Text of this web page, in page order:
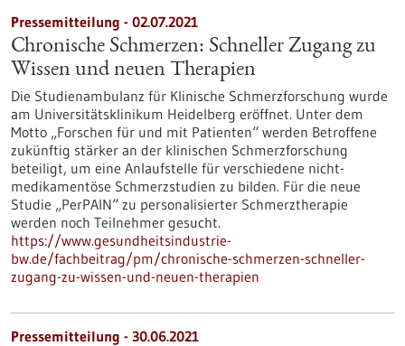
Pressemitteilung - 02.07.2021
Chronische Schmerzen: Schneller Zugang zu
Wissen und neuen Therapien
Die Studienambulanz für Klinische Schmerzforschung wurde
am Universitätsklinikum Heidelberg eröffnet. Unter dem
Motto „Forschen für und mit Patienten“ werden Betroffene
zukünftig stärker an der klinischen Schmerzforschung
beteiligt, um eine Anlaufstelle für verschiedene nicht-
medikamentöse Schmerzstudien zu bilden. Für die neue
Studie „PerPAIN“ zu personalisierter Schmerztherapie
werden noch Teilnehmer gesucht.
https://www.gesundheitsindustrie-
bw.de/fachbeitrag/pm/chronische-schmerzen-schneller-
zugang-zu-wissen-und-neuen-therapien
Pressemitteilung - 30.06.2021